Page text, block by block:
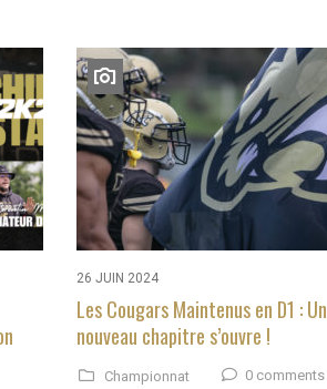
26 JUIN 2024
Les Cougars Maintenus en D1 : Un
nouveau chapitre s’ouvre !
Championnat 0 comments